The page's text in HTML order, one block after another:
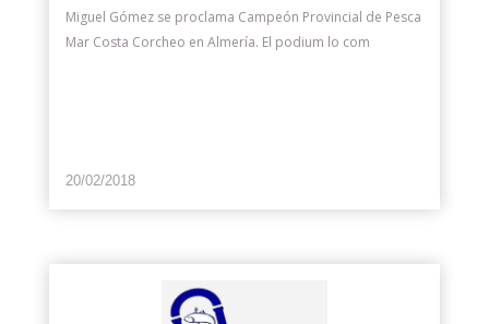
Miguel Gómez se proclama Campeón Provincial de Pesca
Mar Costa Corcheo en Almería. El podium lo com
20/02/2018